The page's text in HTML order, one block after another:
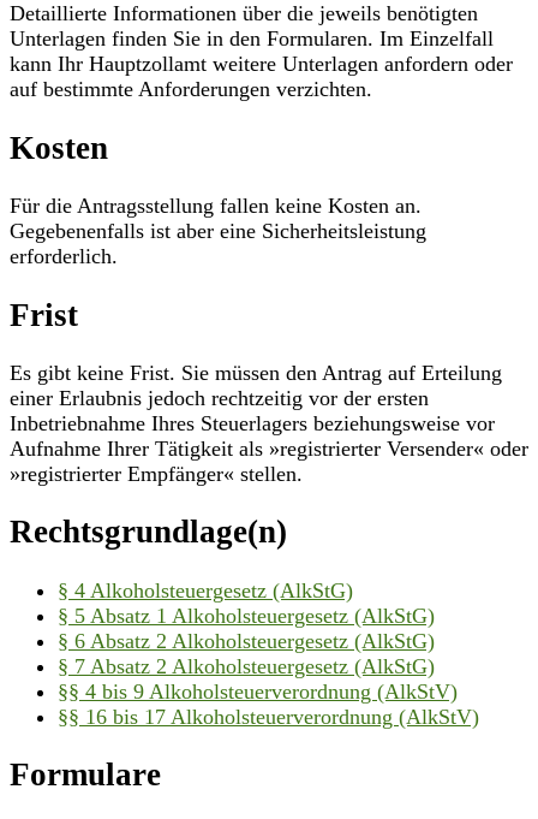
Detaillierte Informationen über die jeweils benötigten
Unterlagen finden Sie in den Formularen. Im Einzelfall
kann Ihr Hauptzollamt weitere Unterlagen anfordern oder
auf bestimmte Anforderungen verzichten.
Kosten
Für die Antragsstellung fallen keine Kosten an.
Gegebenenfalls ist aber eine Sicherheitsleistung
erforderlich.
Frist
Es gibt keine Frist. Sie müssen den Antrag auf Erteilung
einer Erlaubnis jedoch rechtzeitig vor der ersten
Inbetriebnahme Ihres Steuerlagers beziehungsweise vor
Aufnahme Ihrer Tätigkeit als »registrierter Versender« oder
»registrierter Empfänger« stellen.
Rechtsgrundlage(n)
§ 4 Alkoholsteuergesetz (AlkStG)
§ 5 Absatz 1 Alkoholsteuergesetz (AlkStG)
§ 6 Absatz 2 Alkoholsteuergesetz (AlkStG)
§ 7 Absatz 2 Alkoholsteuergesetz (AlkStG)
§§ 4 bis 9 Alkoholsteuerverordnung (AlkStV)
§§ 16 bis 17 Alkoholsteuerverordnung (AlkStV)
Formulare